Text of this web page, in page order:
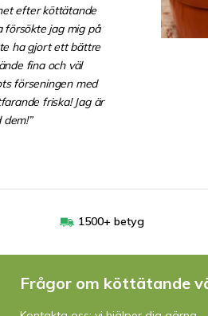
efter köttätande
försökte jag mig på
ha gjort ett bättre
fina och väl
förseningen med
friska! Jag är
1500+ betyg
Frågor om köttätande